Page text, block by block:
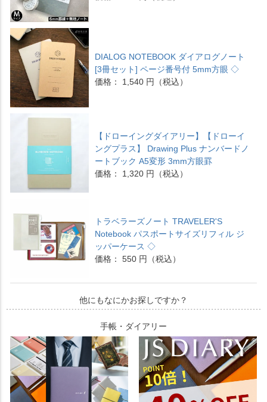
DIALOG NOTEBOOK ダイアログノート
[3冊セット] ページ番号付 5mm方眼 ◇
価格： 1,540 円（税込）
【ドローイングダイアリー】【ドローイ
ングプラス】 Drawing Plus ナンバードノ
ートブック A5変形 3mm方眼罫
価格： 1,320 円（税込）
トラベラーズノート TRAVELER'S
Notebook パスポートサイズリフィル ジ
ッパーケース ◇
価格： 550 円（税込）
他にもなにかお探しですか？
手帳・ダイアリー